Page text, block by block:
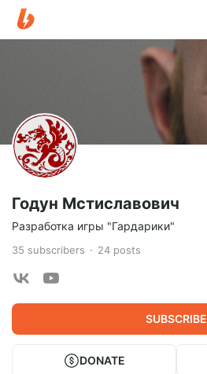
Годун Мстиславович
Разработка игры "Гардарики"
35 subscribers 24 posts
SUBSCRIBE
DONATE